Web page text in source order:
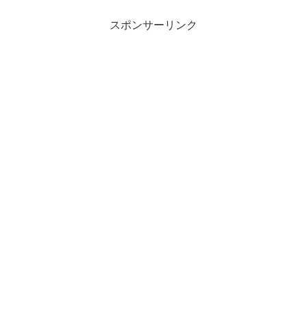
スポンサーリンク